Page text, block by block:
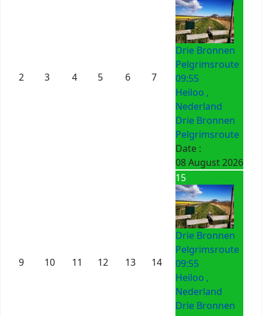
2 3 4 5 6 7
Drie Bronnen
Pelgrimsroute
09:55
Heiloo ,
Nederland
Drie Bronnen
Pelgrimsroute
Date :
08 August 2026
9 10 11 12 13 14
15
Drie Bronnen
Pelgrimsroute
09:55
Heiloo ,
Nederland
Drie Bronnen